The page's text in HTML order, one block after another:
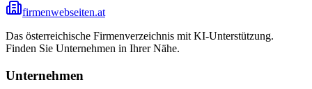
firmenwebseiten.at
Das österreichische Firmenverzeichnis mit KI-Unterstützung.
Finden Sie Unternehmen in Ihrer Nähe.
Unternehmen